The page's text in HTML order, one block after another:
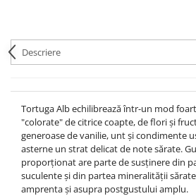
Descriere
Tortuga Alb echilibrează într-un mod
"colorate" de citrice coapte, de flori și
generoase de vanilie, unt și condimente
asterne un strat delicat de note sărate.
proporționat are parte de susținere din
suculente și din partea mineralității
amprenta și asupra postgustului amplu.